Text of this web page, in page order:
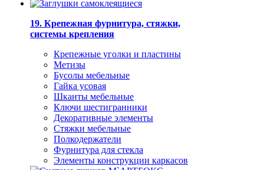
19. Крепежная фурнитура, стяжки,
системы крепления
Крепежные уголки и пластины
Метизы
Бусолы мебельные
Гайка усовая
Шканты мебельные
Ключи шестигранники
Декоративные элементы
Стяжки мебельные
Полкодержатели
Фурнитура для стекла
Элементы конструкции каркасов